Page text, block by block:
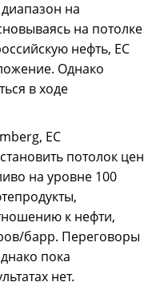
на
на потолке
нефть, ЕС
Однако
в ходе
ЕС
потолок цен
на уровне 100
к нефти,
барр. Переговоры
пока
нет.